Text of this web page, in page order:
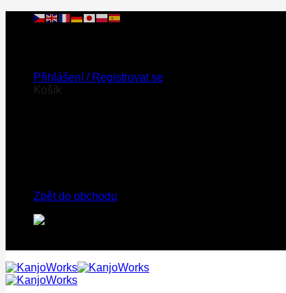
Přeskočit
Přihlášení / Registrovat se
Košík
Zpět do obchodu